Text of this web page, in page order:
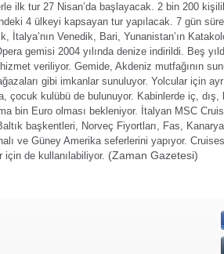
ilk tur 27 Nisan’da başlayacak. 2 bin 200
4 ülkeyi kapsayan tur yapılacak. 7 gün
İtalya’nın Venedik, Bari, Yunanistan’ın
gemisi 2004 yılında denize indirildi. Beş
veriliyor. Gemide, Akdeniz mutfağının
gibi imkanlar sunuluyor. Yolcular için
çocuk kulübü de bulunuyor. Kabinlerde iç,
bin Euro olması bekleniyor. İtalyan MSC
başkentleri, Norveç Fiyortları, Fas, Kanarya
ve Güney Amerika seferlerini yapıyor.
için de kullanılabiliyor. (Zaman Gazetesi)